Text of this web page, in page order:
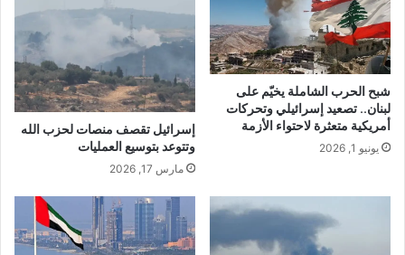
شبح الحرب الشاملة يخيّم على
لبنان.. تصعيد إسرائيلي وتحركات
أمريكية متعثرة لاحتواء الأزمة
يونيو 1, 2026
إسرائيل تقصف منصات لحزب الله
وتتوعد بتوسيع العمليات
مارس 17, 2026